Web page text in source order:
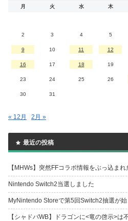
月 火 水 木
2 3 4 5
9 10 11 12
16 17 18 19
23 24 25 26
30 31
« 12月 2月 »
最近の投稿
【MHWs】突然FFコラボ情報をぶっ込ま
Nintendo Switch2当選しました
MyNintendo Storeで第5回Switch2抽選が始
【シャドバWB】ドラゴンに<竜の啓示>は